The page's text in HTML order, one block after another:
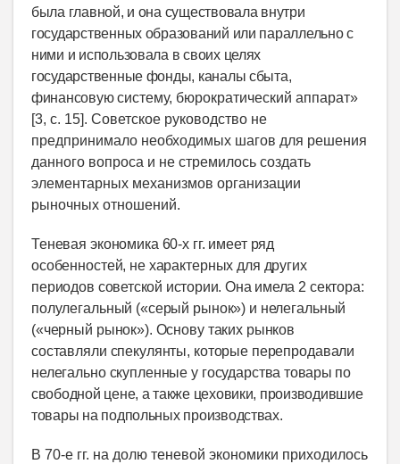
была главной, и она существовала внутри
государственных образований или параллельно с
ними и использовала в своих целях
государственные фонды, каналы сбыта,
финансовуюсистему, бюрократический аппарат»
[3, c. 15]. Советское руководство не
предпринимало необходимых шагов для решения
данного вопроса и не стремилось создать
элементарных механизмов организации
рыночных отношений.
Теневая экономика 60-х гг. имеет ряд
особенностей, не характерных для других
периодов советской истории. Она имела 2 сектора:
полулегальный («серый рынок») и нелегальный
(«черный рынок»). Основу таких рынков
составляли спекулянты, которые перепродавали
нелегально скупленные у государстватовары по
свободной цене, а также цеховики, производившие
товары на подпольных производствах.
В 70-е гг. на долю теневой экономики приходилось